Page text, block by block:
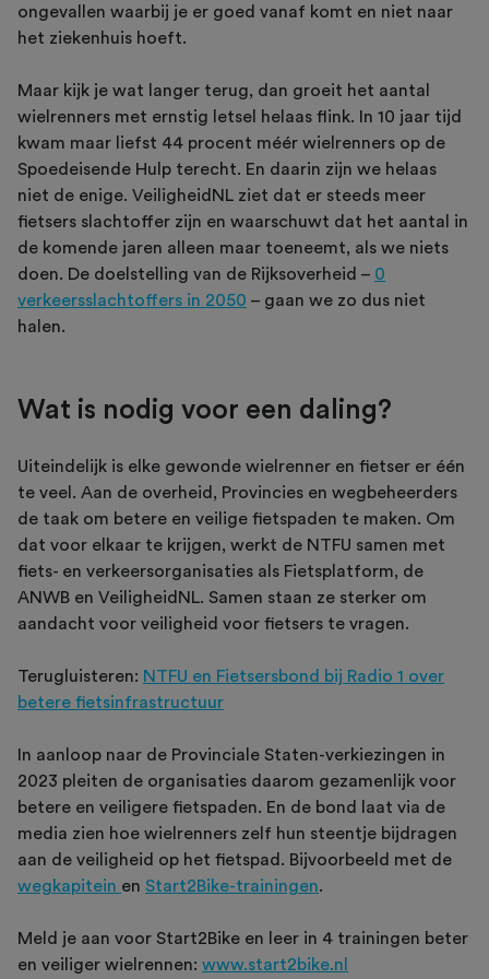
ongevallen waarbij je er goed vanaf komt en niet naar
het ziekenhuis hoeft.
Maar kijk je wat langer terug, dan groeit het aantal
wielrenners met ernstig letsel helaas flink. In 10 jaar tijd
kwam maar liefst 44 procent méér wielrenners op de
Spoedeisende Hulp terecht. En daarin zijn we helaas
niet de enige. VeiligheidNL ziet dat er steeds meer
fietsers slachtoffer zijn en waarschuwt dat het aantal in
de komende jaren alleen maar toeneemt, als we niets
doen. De doelstelling van de Rijksoverheid – 0
verkeersslachtoffers in 2050 – gaan we zo dus niet
halen.
Wat is nodig voor een daling?
Uiteindelijk is elke gewonde wielrenner en fietser er één
te veel. Aan de overheid, Provincies en wegbeheerders
de taak om betere en veilige fietspaden te maken. Om
dat voor elkaar te krijgen, werkt de NTFU samen met
fiets- en verkeersorganisaties als Fietsplatform, de
ANWB en VeiligheidNL. Samen staan ze sterker om
aandacht voor veiligheid voor fietsers te vragen.
Terugluisteren: NTFU en Fietsersbond bij Radio 1 over
betere fietsinfrastructuur
In aanloop naar de Provinciale Staten-verkiezingen in
2023 pleiten de organisaties daarom gezamenlijk voor
betere en veiligere fietspaden. En de bond laat via de
media zien hoe wielrenners zelf hun steentje bijdragen
aan de veiligheid op het fietspad. Bijvoorbeeld met de
wegkapitein en Start2Bike-trainingen.
Meld je aan voor Start2Bike en leer in 4 trainingen beter
en veiliger wielrennen: www.start2bike.nl